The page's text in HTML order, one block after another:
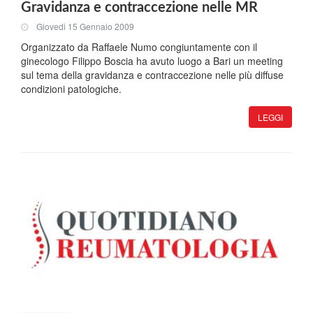
Gravidanza e contraccezione nelle MR
Giovedi 15 Gennaio 2009
Organizzato da Raffaele Numo congiuntamente con il
ginecologo Filippo Boscia ha avuto luogo a Bari un meeting
sul tema della gravidanza e contraccezione nelle più diffuse
condizioni patologiche.
LEGGI